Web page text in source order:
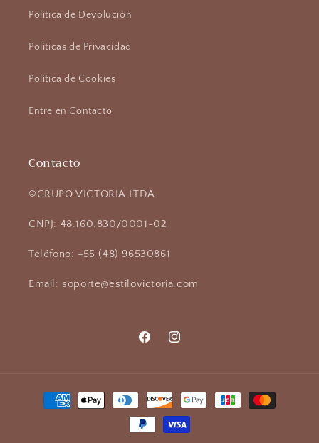
Política de Devolución
Políticas de Privacidad
Política de Cookies
Entre en Contacto
Contacto
©GRUPO VICTORIA LTDA
CNPJ: 48.160.830/0001-02
Teléfono: +55 (48) 96530861
Email: soporte@estilovictoria.com
FacebookInstagram
Formas